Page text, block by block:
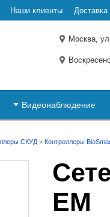
Наши клиенты Доставка
Москва,
Видеонаблюдение
СКУД > Контроллеры
EM